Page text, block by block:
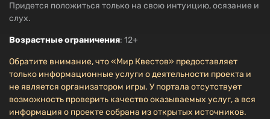
Придется положиться только на свою интуицию, осязание и
слух.
Возрастные ограничения: 12+
Обратите внимание, что «Мир Квестов» предоставляет
только информационные услуги о деятельности проекта и
не является организатором игры. У портала отсутствует
возможность проверить качество оказываемых услуг, а вся
информация о проекте собрана из открытых источников.